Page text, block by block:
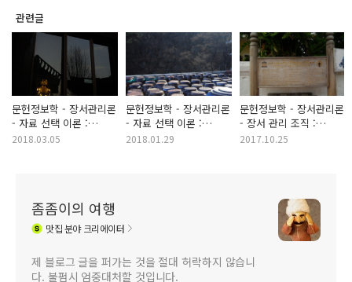
관련글
문헌정보학 - 장서관리론
- 자료 선택 이론 :
가치론과 요구론
2018.03.05
문헌정보학 - 장서관리론
- 자료 선택 이론 :
자료선택론의 유형
2018.01.29
문헌정보학 - 장서관리론
- 장서 관리 조직 :
중요성과 구성
2017.10.25
좀좀이의 여행
맛집분야 크리에이터
제 블로그 글을 퍼가는 것을 절대 허락하지 않습니
다. 불펌시 엄중대처할 것입니다.